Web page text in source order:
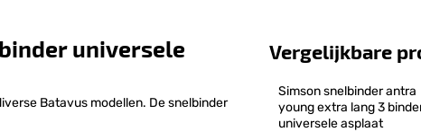
universele
Batavus modellen. De snelbinder
Vergelijkbare
Simson snelbinder antra
young extra lang 3
universele asplaat